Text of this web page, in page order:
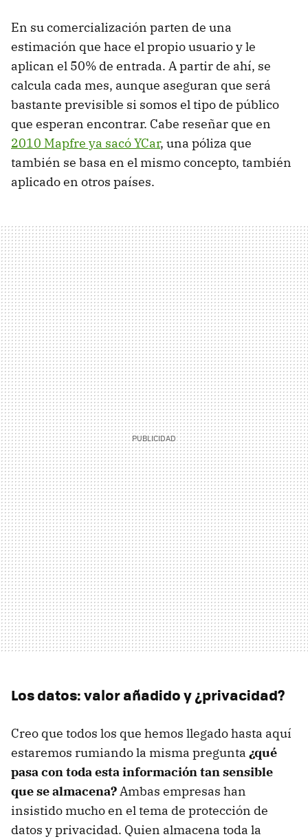
En su comercialización parten de una
estimación que hace el propio usuario y le
aplican el 50% de entrada. A partir de ahí, se
calcula cada mes, aunque aseguran que será
bastante previsible si somos el tipo de público
que esperan encontrar. Cabe reseñar que en
2010 Mapfre ya sacó YCar, una póliza que
también se basa en el mismo concepto, también
aplicado en otros países.
Los datos: valor añadido y ¿privacidad?
Creo que todos los que hemos llegado hasta aquí
estaremos rumiando la misma pregunta ¿qué
pasa con toda esta información tan sensible
que se almacena?Ambas empresas han
insistido mucho en el tema de protección de
datos y privacidad. Quien almacena toda la